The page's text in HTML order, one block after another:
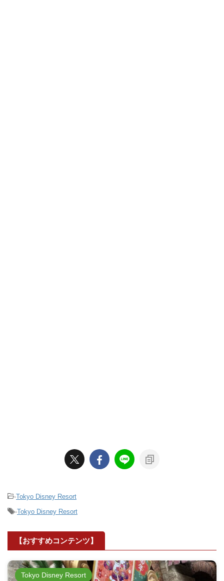
-Tokyo Disney Resort
-Tokyo Disney Resort
【おすすめコンテンツ】
Tokyo Disney Resort